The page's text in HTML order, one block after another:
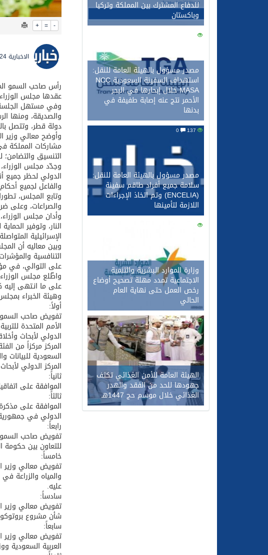
للدفاع المشترك بين المملكة وتركيا
وباكستان
148
مصدر مسؤول بالهيئة العامة للنقل:
استهداف السفينة السعودية NCC
MASA خلال إبحارها في البحر
الأحمر نتج عنه إصابة طفيفة في
بدنها
مصدر مسؤول بالهيئة العامة للنقل:
سلامة جميع أفراد طاقم سفينة
(ENCELIA) وتم اتخاذ الإجراءات
اللازمة لتأمينها
120
وزارة الموارد البشرية والتنمية
الاجتماعية تمدد مهلة تصحيح أوضاع
رخص العمل حتى نهاية العام
الحالي
100
0
الهيئة العامة للأمن الغذائي تكثف
جهودها للحد من الفقد والهدر
الغذائي خلال موسم حج 1447هـ
+ = -
الاخبارية 24
رأس صاحب السمو
عقدها مجلس
وفي مستهل
والصديقة، ومنها
دولة قطر، وتتصل
وأوضح معالي وزير
مشاركات المملكة
التنسيق والتضامن؛
وجدّد مجلس
الدولي لحظر جميع
والفاعل لجميع
وتابع المجلس،
والصراعات، وعلى
وأدان مجلس
النار، وتوفير
الإسرائيلية
وبين معاليه أن
التنافسية
على التوالي، في مؤشر تنمية
واطّلع مجلس
على ما انـتهى
وهيئة الخبراء
أولاً:
تفويض صاحب السمو
الأمم المتحدة
الدولي لأبحاث
المركز مركزاً من
السعودية للبيانات
المركز الدولي
ثانياً:
الموافقة على
ثالثاً:
الموافقة على
الدولي في
رابعاً:
تفويض صاحب السمو
للتعاون بين حكومة
خامساً:
تفويض معالي وزير
والمياه والزراعة
عليه.
سادساً:
تفويض معالي وزير
شأن مشروع
سابعاً:
تفويض معالي وزير
العربية السعودية